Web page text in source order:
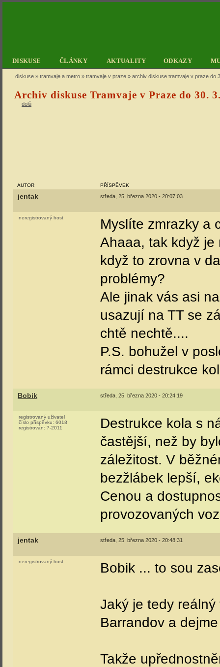
DISKUSE ČLÁNKY AKTUALITY ODKAZY
diskuse » tramvaje a metro » tramvaje v praze » archiv diskuse tramvaje v praze do
Archiv diskuse Tramvaje v Praze do 30.
dolů
AUTOR PŘÍSPĚVEK
jentak středa, 25. března 2020 - 20:07:03
neregistrovaný host
Myslíte zmrazky a
Ahaaa, tak když je
když to zrovna v
problémy?
Ale jinak vás asi
usazují na TT se
chtě nechtě....
P.S. bohužel v
rámci destrukce
Bobik středa, 25. března 2020 - 20:24:19
registrovaný uživatel
číslo příspěvku: 6018
registrován: 7-2011
Destrukce kola s
častější, než by
záležitost. V
bezžlábek lepší,
Cenou a
provozovaných
jentak středa, 25. března 2020 - 20:48:31
neregistrovaný host Bobik ... to sou
Jaký je tedy
Barrandov a
Takže